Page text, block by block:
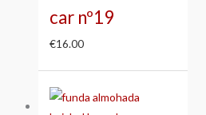
car nº19
€16.00